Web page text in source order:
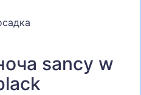
sancy w